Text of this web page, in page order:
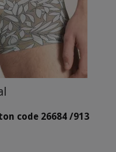
code 26684 /913